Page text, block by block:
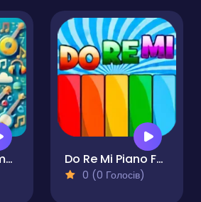
Musical Instruments Do Re Mi Piano For Kids
0 (0 Голосів)